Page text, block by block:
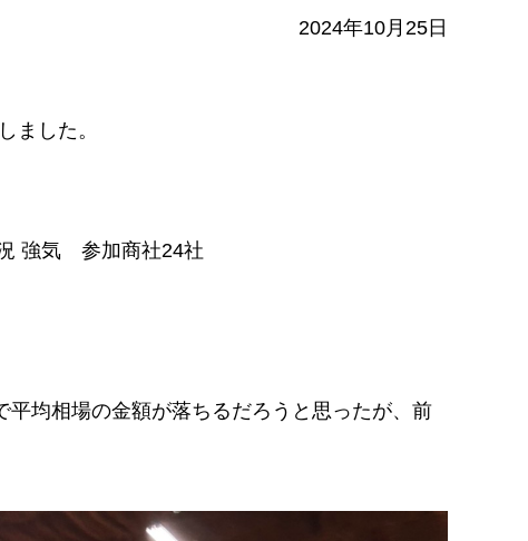
2024年10月25日
ました。
気 参加商社24社
均相場の金額が落ちるだろうと思ったが、前